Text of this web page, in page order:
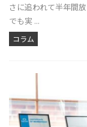
さに追われて半年間
でも実 ...
コラム